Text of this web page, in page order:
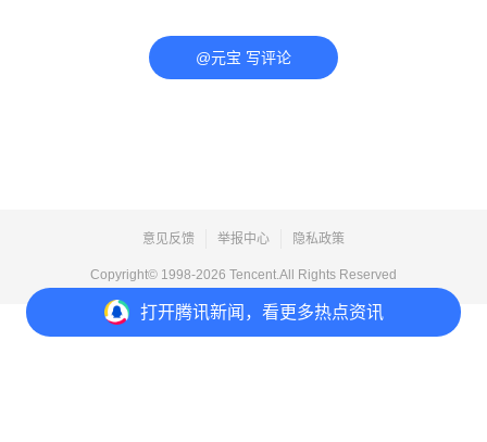
打开腾讯新闻，看更多热点资讯
@元宝 写评论
意见反馈 举报中心 隐私政策
Copyright© 1998-2026 Tencent.All Rights Reserved